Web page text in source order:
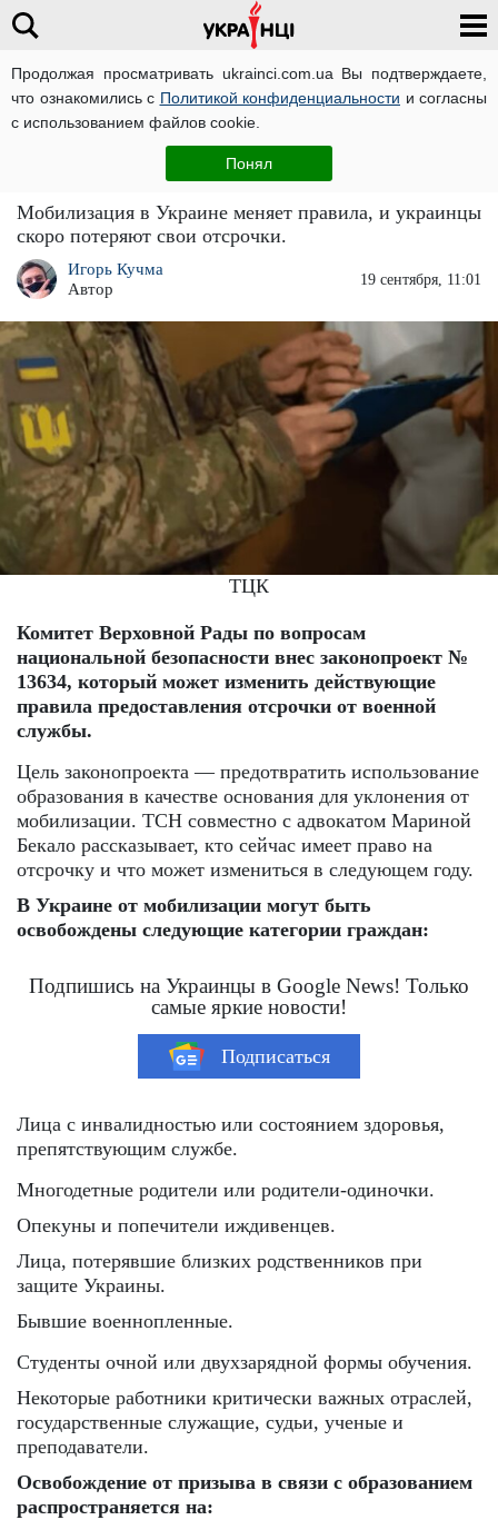
Продолжая просматривать ukrainci.com.ua Вы подтверждаете,
что ознакомились с Политикой конфиденциальности и согласны
с использованием файлов cookie.
Понял
Мобилизация по-новому: скоро отсрочки
Мобилизация в Украине меняет правила, и украинцы
скоро потеряют свои отсрочки.
Игорь Кучма
Автор
19 сентября, 11:01
ТЦК
Комитет Верховной Рады по вопросам
национальной безопасности внес законопроект №
13634, который может изменить действующие
правила предоставления отсрочки от военной
службы.
Цель законопроекта — предотвратить использование
образования в качестве основания для уклонения от
мобилизации. ТСН совместно с адвокатом Мариной
Бекало рассказывает, кто сейчас имеет право на
отсрочку и что может измениться в следующем году.
В Украине от мобилизации могут быть
освобождены следующие категории граждан:
Подпишись на Украинцы в Google News! Только
самые яркие новости!
Подписаться
Лица с инвалидностью или состоянием здоровья,
препятствующим службе.
Многодетные родители или родители-одиночки.
Опекуны и попечители иждивенцев.
Лица, потерявшие близких родственников при
защите Украины.
Бывшие военнопленные.
Студенты очной или двухзарядной формы обучения.
Некоторые работники критически важных отраслей,
государственные служащие, судьи, ученые и
преподаватели.
Освобождение от призыва в связи с образованием
распространяется на: